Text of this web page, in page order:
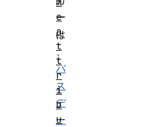
ー
は
、
パ
ス
デ
ー
e
a
t
t
r
i
b
u